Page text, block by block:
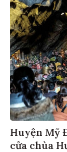
Huyện Mỹ
cửa chùa